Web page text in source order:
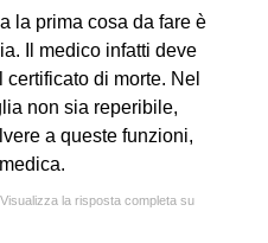
la prima cosa da fare è
Il medico infatti deve
di morte. Nel
non sia reperibile,
a queste funzioni,
Visualizza la risposta completa su